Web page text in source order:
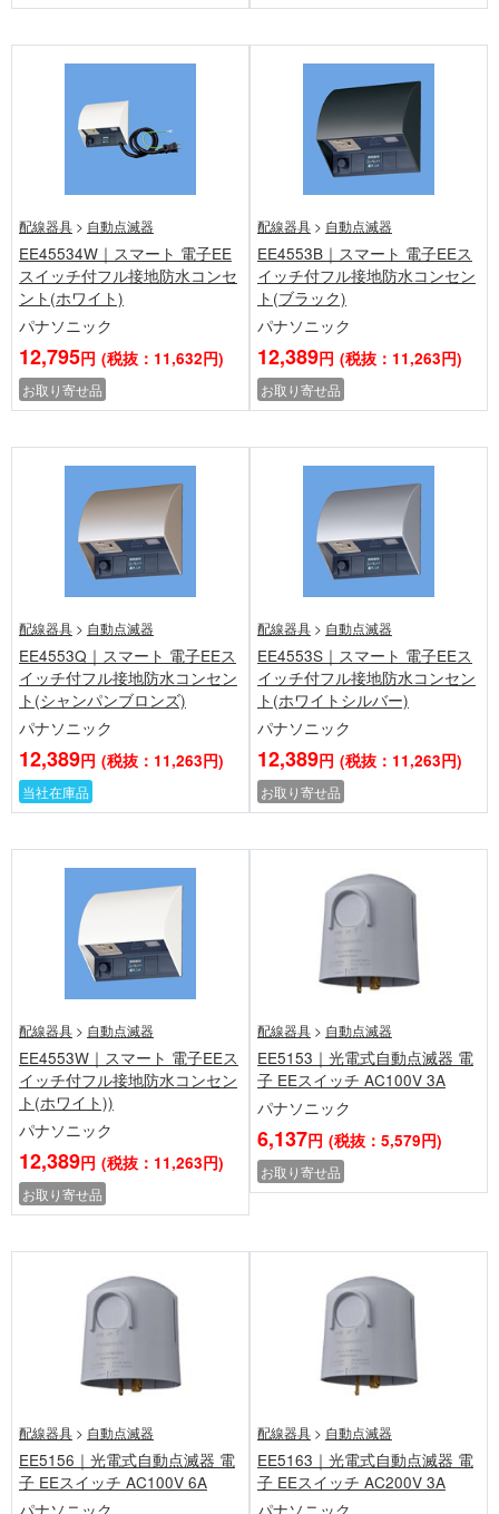
配線器具 > 自動点滅器
EE45534W｜スマート 電子EE
スイッチ付フル接地防水コンセ
ント(ホワイト)
パナソニック
12,795円 (税抜：11,632円)
お取り寄せ品
配線器具 > 自動点滅器
EE4553B｜スマート 電子EEス
イッチ付フル接地防水コンセン
ト(ブラック)
パナソニック
12,389円 (税抜：11,263円)
お取り寄せ品
配線器具 > 自動点滅器
EE4553Q｜スマート 電子EEス
イッチ付フル接地防水コンセン
ト(シャンパンブロンズ)
パナソニック
12,389円 (税抜：11,263円)
当社在庫品
配線器具 > 自動点滅器
EE4553S｜スマート 電子EEス
イッチ付フル接地防水コンセン
ト(ホワイトシルバー)
パナソニック
12,389円 (税抜：11,263円)
お取り寄せ品
配線器具 > 自動点滅器
EE4553W｜スマート 電子EEス
イッチ付フル接地防水コンセン
ト(ホワイト))
パナソニック
12,389円 (税抜：11,263円)
お取り寄せ品
配線器具 > 自動点滅器
EE5153｜光電式自動点滅器 電
子 EEスイッチ AC100V 3A
パナソニック
6,137円 (税抜：5,579円)
お取り寄せ品
配線器具 > 自動点滅器
EE5156｜光電式自動点滅器 電
子 EEスイッチ AC100V 6A
パナソニック
配線器具 > 自動点滅器
EE5163｜光電式自動点滅器 電
子 EEスイッチ AC200V 3A
パナソニック